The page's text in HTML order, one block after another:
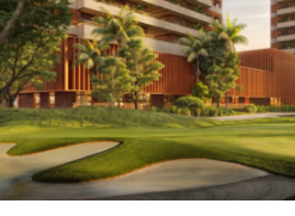
Phasellus
porttitor mattis
Curabitur massa magna,
ligula. Aliquam laoreet nisl
sollicitudin et. Mauris risus
pharetra tristique enim.